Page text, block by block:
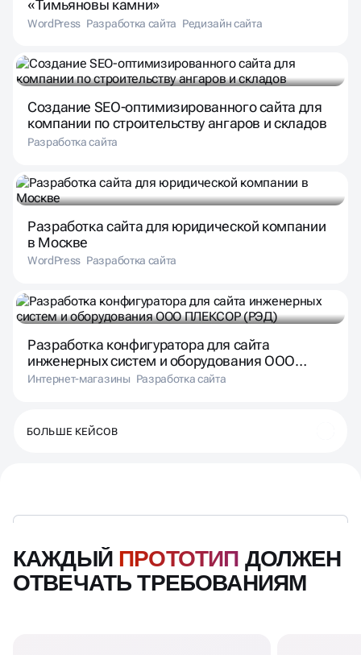
«Тимьяновы камни»
WordPress Разработка сайта Редизайн сайта
Создание SEO-оптимизированного сайта для
компании по строительству ангаров и складов
Разработка сайта
Разработка сайта для юридической компании
в Москве
WordPress Разработка сайта
Разработка конфигуратора для сайта
инженерных систем и оборудования ООО
ПЛЕКСОР (РЭД)
Интернет-магазины Разработка сайта
БОЛЬШЕ КЕЙСОВ
КАЖДЫЙ ПРОТОТИП ДОЛЖЕН
ОТВЕЧАТЬ ТРЕБОВАНИЯМ